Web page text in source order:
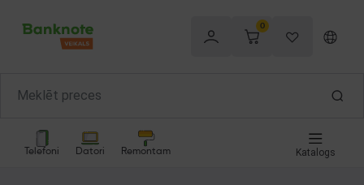
0
Telefoni Datori Remontam Katalogs